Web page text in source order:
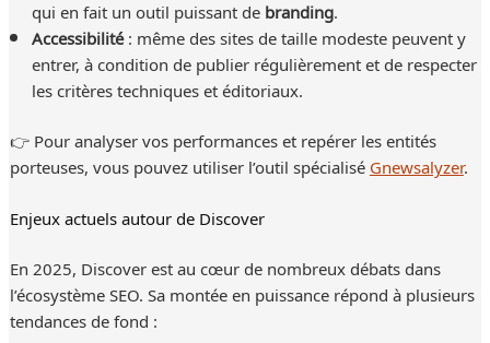
qui en fait un outil puissant debranding.
Accessibilité: même des sites de taille modeste peuvent y
entrer, à condition de publier régulièrement et de respecter
les critères techniques et éditoriaux.
👉 Pour analyser vos performances et repérer les entités
porteuses, vous pouvez utiliser l’outil spécialiséGnewsalyzer.
Enjeux actuels autour de Discover
En 2025, Discover est au cœur de nombreux débats dans
l’écosystème SEO. Sa montée en puissance répond à plusieurs
tendances de fond :